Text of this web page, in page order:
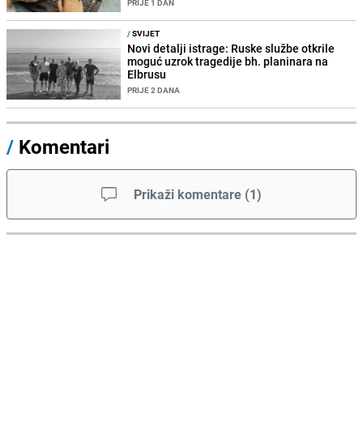
PRIJE 1 DAN
/SVIJET
Novi detalji istrage: Ruske službe otkrile
moguć uzrok tragedije bh. planinara na
Elbrusu
PRIJE 2 DANA
/ Komentari
Prikaži komentare (1)